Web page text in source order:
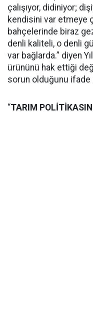
çalışıyor, didiniyor;
kendisini var etmeye
bahçelerinde biraz
denli kaliteli, o denli
var bağlarda.” diyen
ürününü hak ettiği
sorun olduğunu ifade
“TARIM